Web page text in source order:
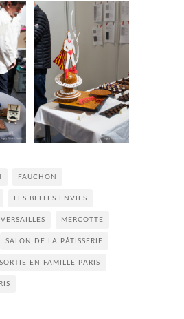
FAUCHON
LES BELLES ENVIES
MERCOTTE
SALON DE LA PÂTISSERIE
SORTIE EN FAMILLE PARIS